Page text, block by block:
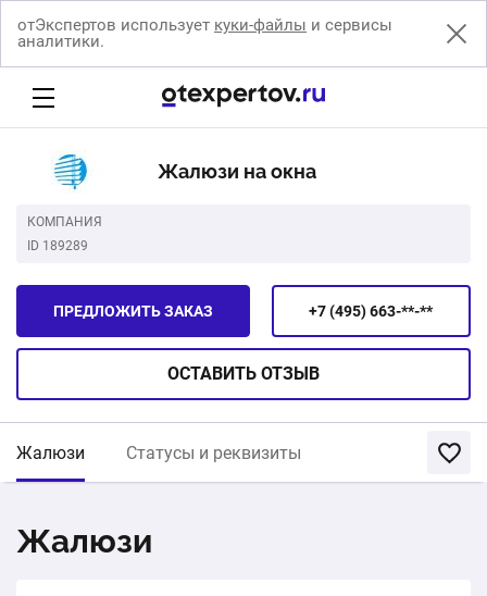
отЭкспертов использует куки-файлы и сервисы
аналитики.
Жалюзи на окна
КОМПАНИЯ
ID 189289
+7 (495) 663-**-**
ПРЕДЛОЖИТЬ ЗАКАЗ
ОСТАВИТЬ ОТЗЫВ
Жалюзи Статусы и реквизиты
Жалюзи